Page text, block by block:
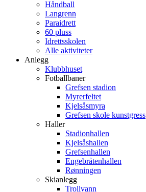
Håndball
Langrenn
Paraidrett
60 pluss
Idrettsskolen
Alle aktiviteter
Anlegg
Klubbhuset
Fotballbaner
Grefsen stadion
Myrerfeltet
Kjelsåsmyra
Grefsen skole kunstgress
Haller
Stadionhallen
Kjelsåshallen
Grefsenhallen
Engebråtenhallen
Rønningen
Skianlegg
Trollvann